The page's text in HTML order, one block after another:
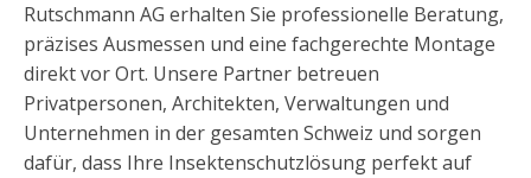
Rutschmann AG erhalten Sie professionelle Beratung,
präzises Ausmessen und eine fachgerechte Montage
direkt vor Ort. Unsere Partner betreuen
Privatpersonen, Architekten, Verwaltungen und
Unternehmen in der gesamten Schweiz und sorgen
dafür, dass Ihre Insektenschutzlösung perfekt auf